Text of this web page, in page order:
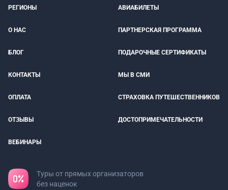
РЕГИОНЫ АВИАБИЛЕТЫ
О НАС ПАРТНЕРСКАЯ ПРОГРАММА
БЛОГ ПОДАРОЧНЫЕ СЕРТИФИКАТЫ
КОНТАКТЫ МЫ В СМИ
ОПЛАТА СТРАХОВКА ПУТЕШЕСТВЕННИКОВ
ОТЗЫВЫ ДОСТОПРИМЕЧАТЕЛЬНОСТИ
ВЕБИНАРЫ
Туры от прямых организаторов
без наценок